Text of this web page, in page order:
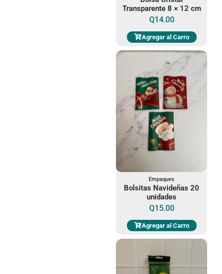
Transparente 8 × 12 cm
Q14.00
Agregar al Carro
Empaques
Bolsitas Navideñas 20
unidades
Q15.00
Agregar al Carro